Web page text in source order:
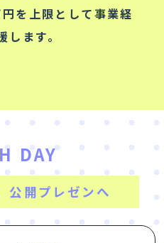
を上限として事業経
ます。
DAY
公開プレゼンへ